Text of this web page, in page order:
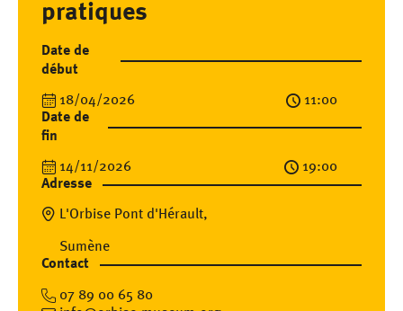
pratiques
Date de
début
18/04/2026
11:00
Date de
fin
14/11/2026
19:00
Adresse
L'Orbise Pont d'Hérault,
Sumène
Contact
07 89 00 65 80